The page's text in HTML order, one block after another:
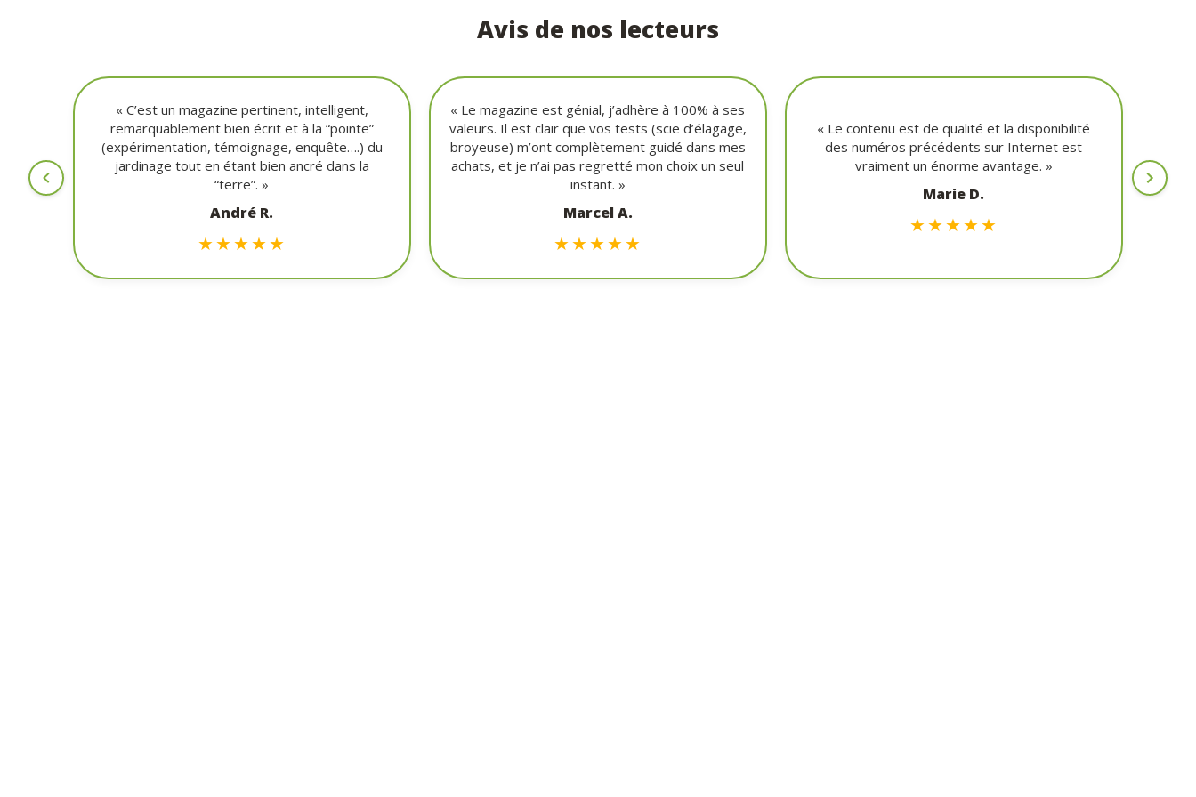
Avis de nos lecteurs
« C’est un magazine pertinent, intelligent,
remarquablement bien écrit et à la “pointe”
(expérimentation, témoignage, enquête….) du
jardinage tout en étant bien ancré dans la
“terre”. »
André R.
★★★★★
« Le magazine est génial, j’adhère à 100% à ses
valeurs. Il est clair que vos tests (scie d’élagage,
broyeuse) m’ont complètement guidé dans mes
achats, et je n’ai pas regretté mon choix un seul
instant. »
Marcel A.
★★★★★
« Le contenu est de qualité et la disponibilité
des numéros précédents sur Internet est
vraiment un énorme avantage. »
Marie D.
★★★★★